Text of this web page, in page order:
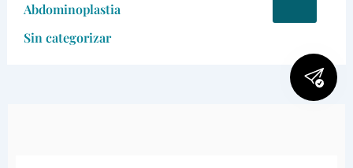
Abdominoplastia
Sin categorizar